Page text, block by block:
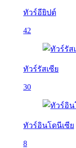
ทัวร์อียิปต์
42
ทัวร์รัสเซีย
30
ทัวร์อินโดนีเซีย
8